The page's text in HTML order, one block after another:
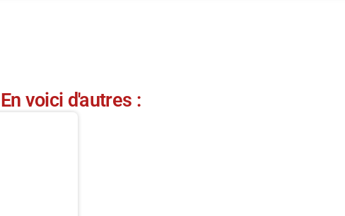
voici d'autres :